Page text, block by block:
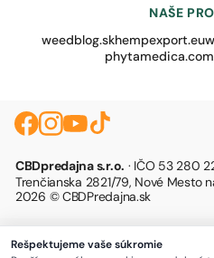
NAŠE
weedblog.skhempexport.eu
phytamedica.com
CBDpredajna s.r.o. · IČO 53 280
Trenčianska 2821/79, Nové Mesto
2026 © CBDPredajna.sk
Rešpektujeme vaše súkromie